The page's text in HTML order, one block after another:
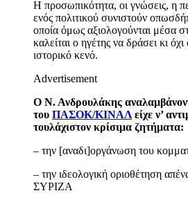
Η προσωπικότητα, οι γνώσεις, η
ενός πολιτικού συνιστούν
οποία όμως αξιολογούνται μέσα
καλείται ο ηγέτης να δράσει κι όχι
ιστορικό κενό.
Advertisement
Ο Ν. Ανδρουλάκης
του ΠΑΣΟΚ/ΚΙΝΑΛ είχε ν’
τουλάχιστον κρίσιμα ζητήματα:
– την [αναδι]οργάνωση του
– την ιδεολογική οριοθέτηση
ΣΥΡΙΖΑ